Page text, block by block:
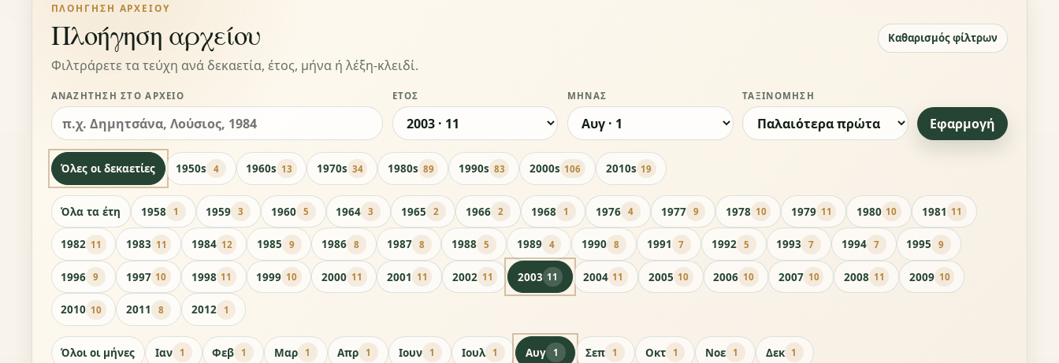
ΠΛΟΉΓΗΣΗ ΑΡΧΕΊΟΥ
Πλοήγηση αρχείου
Φιλτράρετε τα τεύχη ανά δεκαετία, έτος, μήνα ή λέξη-κλειδί.
Καθαρισμός φίλτρων
ΑΝΑΖΉΤΗΣΗ ΣΤΟ ΑΡΧΕΊΟ ΈΤΟΣ ΜΉΝΑΣ ΤΑΞΙΝΌΜΗΣΗ
Εφαρμογή
Όλες οι δεκαετίες 1950s 4 1960s 13 1970s 34 1980s 89 1990s 83 2000s 106 2010s 19
Όλα τα έτη 1958 1 1959 3 1960 5 1964 3 1965 2 1966 2 1968 1 1976 4 1977 9 1978 10 1979 11 1980 10 1981 11
1982 11 1983 11 1984 12 1985 9 1986 8 1987 8 1988 5 1989 4 1990 8 1991 7 1992 5 1993 7 1994 7 1995 9
1996 9 1997 10 1998 11 1999 10 2000 11 2001 11 2002 11 2003 11 2004 11 2005 10 2006 10 2007 10 2008 11 2009 10
2010 10 2011 8 2012 1
Όλοι οι μήνες Ιαν 1 Φεβ 1 Μαρ 1 Απρ 1 Ιουν 1 Ιουλ 1 Αυγ 1 Σεπ 1 Οκτ 1 Νοε 1 Δεκ 1